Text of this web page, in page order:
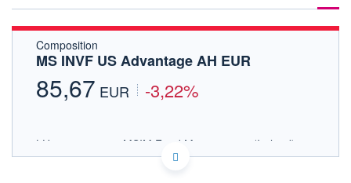
Composition
MS INVF US Advantage AH EUR
85,67 EUR -3,22%
LU0266117927 - MSIM Fund Management (Ireland)
Limited